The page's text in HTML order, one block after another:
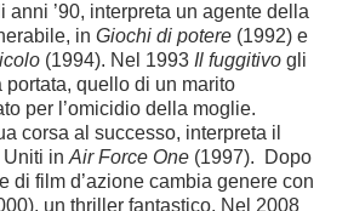
anni ’90, interpreta un agente della
in Giochi di potere (1992) e
(1994). Nel 1993 Il fuggitivo gli
quello di un marito
per l’omicidio della moglie.
corsa al successo, interpreta il
in Air Force One (1997). Dopo
di film d’azione cambia genere con
un thriller fantastico. Nel 2008